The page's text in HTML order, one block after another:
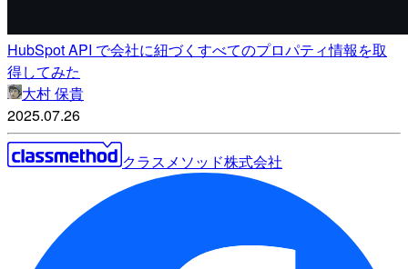
HubSpot API で会社に紐づくすべてのプロパティ情報を取
得してみた
大村 保貴
2025.07.26
クラスメソッド株式会社